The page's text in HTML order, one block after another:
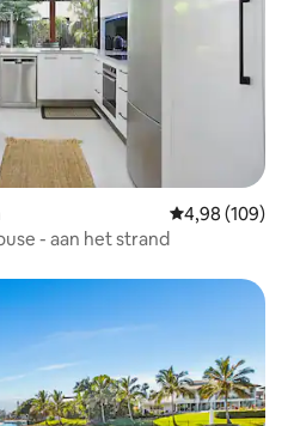
Gemiddelde
4,98 (109)
- aan het strand